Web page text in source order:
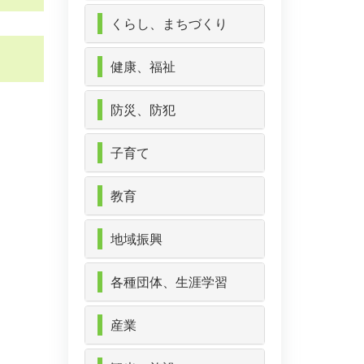
くらし、まちづくり
健康、福祉
防災、防犯
子育て
教育
地域振興
各種団体、生涯学習
産業